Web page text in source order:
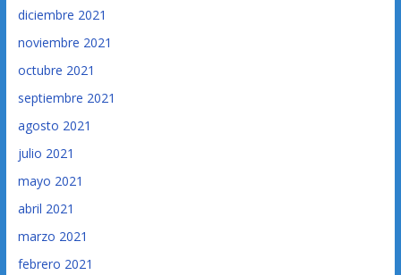
diciembre 2021
noviembre 2021
octubre 2021
septiembre 2021
agosto 2021
julio 2021
mayo 2021
abril 2021
marzo 2021
febrero 2021